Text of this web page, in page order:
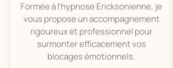
Formée à l’hypnose Ericksonienne, je
vous propose un accompagnement
rigoureux et professionnel pour
surmonter efficacement vos
blocages émotionnels.